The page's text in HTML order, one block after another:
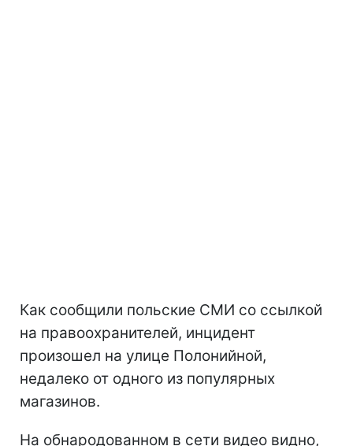
Как сообщили польские СМИ со ссылкой
на правоохранителей, инцидент
произошел на улице Полонийной,
недалеко от одного из популярных
магазинов.
На обнародованном в сети видео видно,